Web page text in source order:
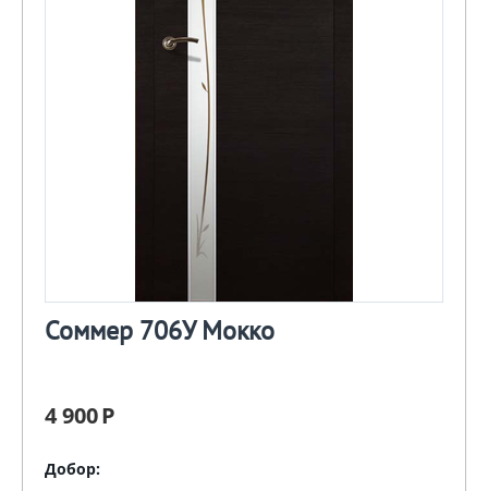
Соммер 706У Мокко
4 900Р
Добор: